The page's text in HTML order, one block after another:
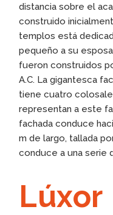
distancia sobre el
construido
templos está
pequeño a su
fueron construidos
A.C. La gigantesca
tiene cuatro
representan a este
fachada conduce
m de largo, tallada
conduce a una serie
Lúxor